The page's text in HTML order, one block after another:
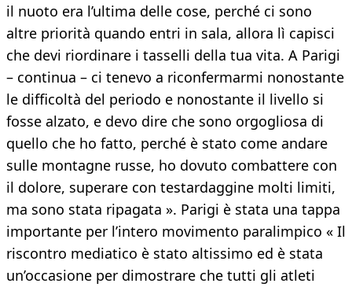
il nuoto era l’ultima delle cose, perché ci sono
altre priorità quando entri in sala, allora lì capisci
che devi riordinare i tasselli della tua vita. A Parigi
– continua – ci tenevo a riconfermarmi nonostante
le difficoltà del periodo e nonostante il livello si
fosse alzato, e devo dire che sono orgogliosa di
quello che ho fatto, perché è stato come andare
sulle montagne russe, ho dovuto combattere con
il dolore, superare con testardaggine molti limiti,
ma sono stata ripagata ». Parigi è stata una tappa
importante per l’intero movimento paralimpico « Il
riscontro mediatico è stato altissimo ed è stata
un’occasione per dimostrare che tutti gli atleti